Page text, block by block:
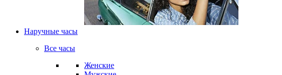
Наручные часы
Все часы
Женские